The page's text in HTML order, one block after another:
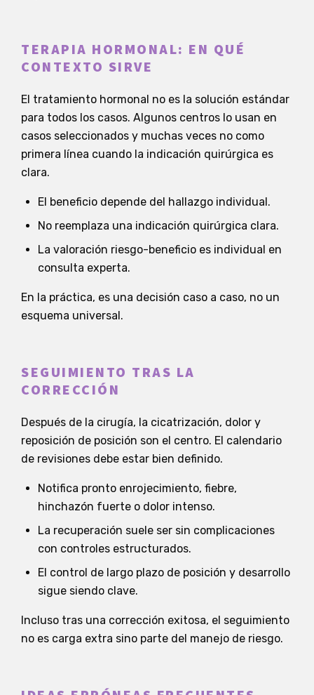
TERAPIA HORMONAL: EN QUÉ
CONTEXTO SIRVE
El tratamiento hormonal no es la solución estándar
para todos los casos. Algunos centros lo usan en
casos seleccionados y muchas veces no como
primera línea cuando la indicación quirúrgica es
clara.
El beneficio depende del hallazgo individual.
No reemplaza una indicación quirúrgica clara.
La valoración riesgo-beneficio es individual en
consulta experta.
En la práctica, es una decisión caso a caso, no un
esquema universal.
SEGUIMIENTO TRAS LA
CORRECCIÓN
Después de la cirugía, la cicatrización, dolor y
reposición de posición son el centro. El calendario
de revisiones debe estar bien definido.
Notifica pronto enrojecimiento, fiebre,
hinchazón fuerte o dolor intenso.
La recuperación suele ser sin complicaciones
con controles estructurados.
El control de largo plazo de posición y desarrollo
sigue siendo clave.
Incluso tras una corrección exitosa, el seguimiento
no es carga extra sino parte del manejo de riesgo.